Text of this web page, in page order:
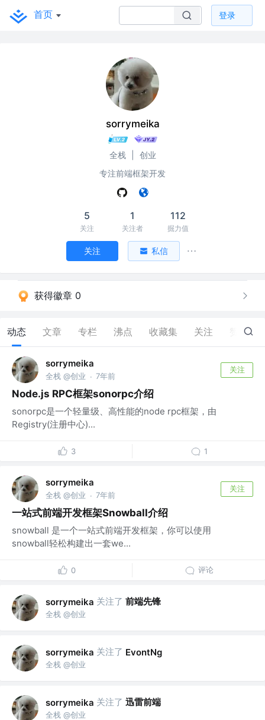
首页 登录
sorrymeika
全栈
创业
专注前端框架开发
5
关注
1
关注者
112
掘力值
关注 私信
获得徽章 0
动态 文章 专栏 沸点 收藏集 关注 0
sorrymeika
全栈 @创业 · 7年前
关注
Node.js RPC框架sonorpc介绍
sonorpc是一个轻量级、高性能的node rpc框架，由
Registry(注册中心)...
3 1
sorrymeika
全栈 @创业 · 7年前
关注
一站式前端开发框架Snowball介绍
snowball 是一个一站式前端开发框架，你可以使用
snowball轻松构建出一套we...
0 评论
sorrymeika 关注了 前端先锋
全栈 @创业
sorrymeika 关注了 EvontNg
全栈 @创业
sorrymeika 关注了 迅雷前端
全栈 @创业